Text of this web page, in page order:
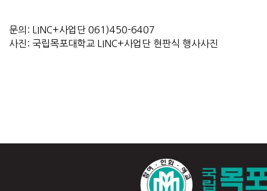
문의: LINC+사업단 061)450-6407
사진: 국립목포대학교 LINC+사업단 현판식 행사사진